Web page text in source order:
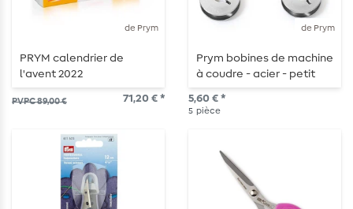
de Prym
PRYM calendrier de
l'avent 2022
PVPC 89,00 € 71,20 € *
de Prym
Prym bobines de machine
à coudre - acier - petit
crochet rotatif - 21,2mm -
5 pièces
5,60 € *
5 pièce